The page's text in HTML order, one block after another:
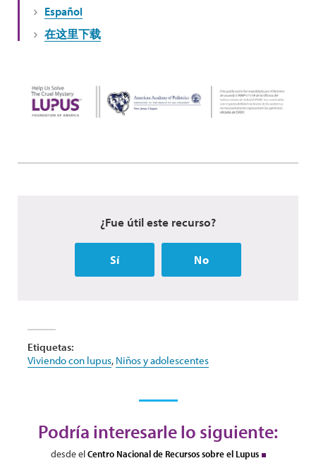
Español
在这里下载
¿Fue útil este recurso?
Sí No
Etiquetas:
Viviendo con lupus, Niños y adolescentes
Podría interesarle lo siguiente:
desde elCentro Nacional de Recursos sobre el Lupus